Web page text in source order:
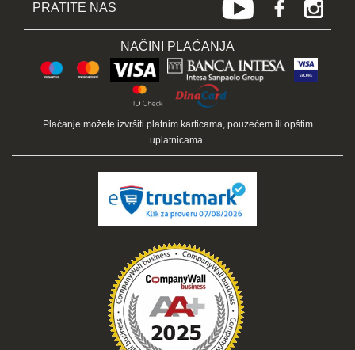
PRATITE NAS
NAČINI PLAĆANJA
Plaćanje možete izvršiti platnim karticama, pouzećem ili opštim
uplatnicama.